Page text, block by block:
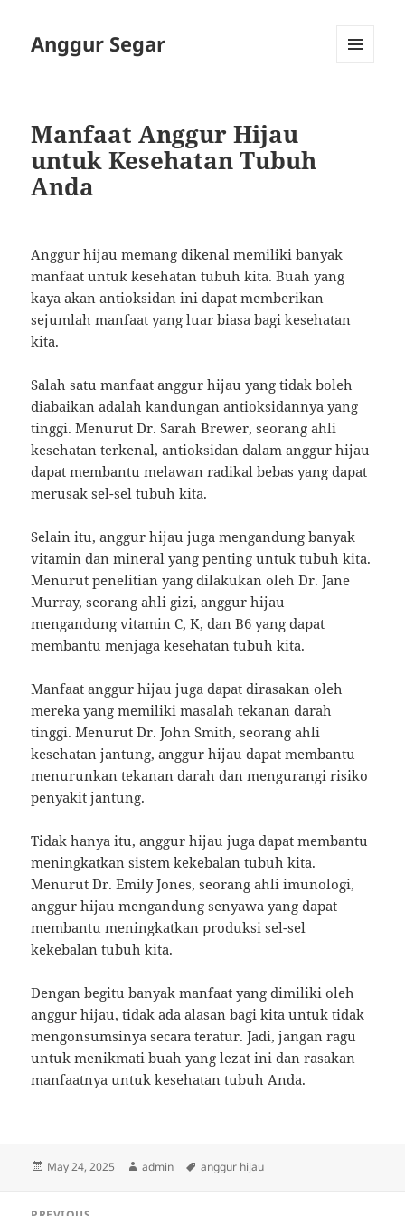
Anggur Segar
Manfaat Anggur Hijau
untuk Kesehatan Tubuh
Anda
Anggur hijau memang dikenal memiliki banyak
manfaat untuk kesehatan tubuh kita. Buah yang
kaya akan antioksidan ini dapat memberikan
sejumlah manfaat yang luar biasa bagi kesehatan
kita.
Salah satu manfaat anggur hijau yang tidak boleh
diabaikan adalah kandungan antioksidannya yang
tinggi. Menurut Dr. Sarah Brewer, seorang ahli
kesehatan terkenal, antioksidan dalam anggur hijau
dapat membantu melawan radikal bebas yang dapat
merusak sel-sel tubuh kita.
Selain itu, anggur hijau juga mengandung banyak
vitamin dan mineral yang penting untuk tubuh kita.
Menurut penelitian yang dilakukan oleh Dr. Jane
Murray, seorang ahli gizi, anggur hijau
mengandung vitamin C, K, dan B6 yang dapat
membantu menjaga kesehatan tubuh kita.
Manfaat anggur hijau juga dapat dirasakan oleh
mereka yang memiliki masalah tekanan darah
tinggi. Menurut Dr. John Smith, seorang ahli
kesehatan jantung, anggur hijau dapat membantu
menurunkan tekanan darah dan mengurangi risiko
penyakit jantung.
Tidak hanya itu, anggur hijau juga dapat membantu
meningkatkan sistem kekebalan tubuh kita.
Menurut Dr. Emily Jones, seorang ahli imunologi,
anggur hijau mengandung senyawa yang dapat
membantu meningkatkan produksi sel-sel
kekebalan tubuh kita.
Dengan begitu banyak manfaat yang dimiliki oleh
anggur hijau, tidak ada alasan bagi kita untuk tidak
mengonsumsinya secara teratur. Jadi, jangan ragu
untuk menikmati buah yang lezat ini dan rasakan
manfaatnya untuk kesehatan tubuh Anda.
Posted
May 24, 2025 Author
admin Tags
anggur hijau